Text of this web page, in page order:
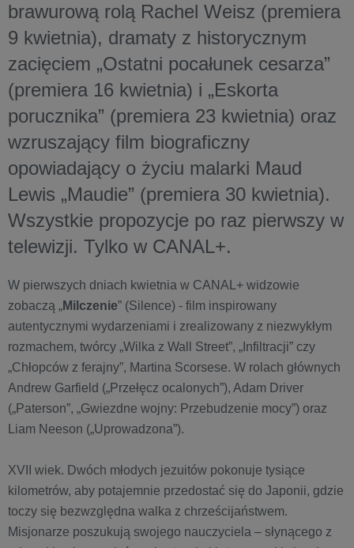
brawurową rolą Rachel Weisz (premiera
9 kwietnia), dramaty z historycznym
zacięciem „Ostatni pocałunek cesarza”
(premiera 16 kwietnia) i „Eskorta
porucznika” (premiera 23 kwietnia) oraz
wzruszający film biograficzny
opowiadający o życiu malarki Maud
Lewis „Maudie” (premiera 30 kwietnia).
Wszystkie propozycje po raz pierwszy w
telewizji. Tylko w CANAL+.
W pierwszych dniach kwietnia w CANAL+ widzowie
zobaczą „Milczenie” (Silence) - film inspirowany
autentycznymi wydarzeniami i zrealizowany z niezwykłym
rozmachem, twórcy „Wilka z Wall Street”, „Infiltracji” czy
„Chłopców z ferajny”, Martina Scorsese. W rolach głównych
Andrew Garfield („Przełęcz ocalonych”), Adam Driver
(„Paterson”, „Gwiezdne wojny: Przebudzenie mocy”) oraz
Liam Neeson („Uprowadzona”).
XVII wiek. Dwóch młodych jezuitów pokonuje tysiące
kilometrów, aby potajemnie przedostać się do Japonii, gdzie
toczy się bezwzględna walka z chrześcijaństwem.
Misjonarze poszukują swojego nauczyciela – słynącego z